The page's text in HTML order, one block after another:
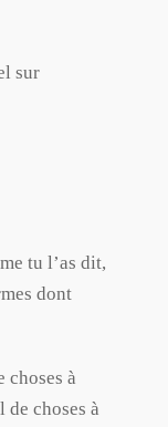
sur
tu l’as dit,
dont
choses à
de choses à